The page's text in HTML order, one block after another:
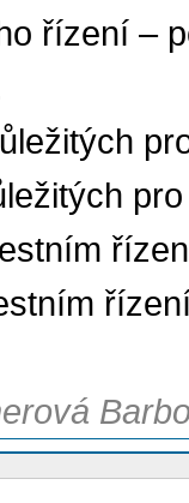
–
pro
pro
řízení